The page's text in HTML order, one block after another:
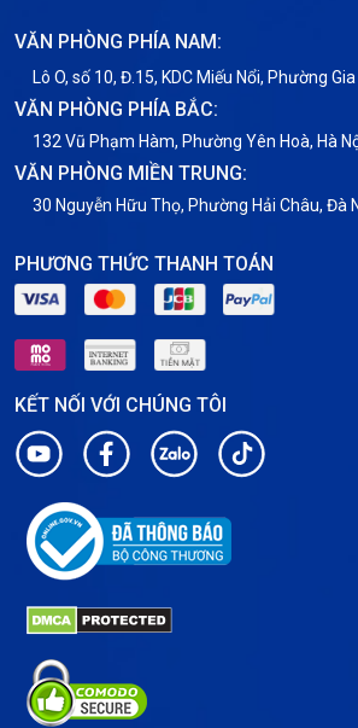
Tin tức
VĂN PHÒNG PHÍA NAM:
Lô O, số 10, Đ.15, KDC Miếu Nổi, Phường
VĂN PHÒNG PHÍA BẮC:
132 Vũ Phạm Hàm, Phường Yên Hoà, Hà
VĂN PHÒNG MIỀN TRUNG:
30 Nguyễn Hữu Thọ, Phường Hải Châu, Đà
PHƯƠNG THỨC THANH TOÁN
KẾT NỐI VỚI CHÚNG TÔI